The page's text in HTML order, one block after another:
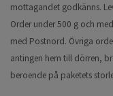
mottagandet godkänns.
Order under 500 g och
med Postnord. Övriga
antingen hem till dörren,
beroende på paketets